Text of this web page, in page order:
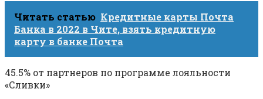
Читать статью Кредитные карты Почта
Банка в 2022 в Чите, взять кредитную
карту в банке Почта
45.5% от партнеров по программе лояльности
«Сливки»